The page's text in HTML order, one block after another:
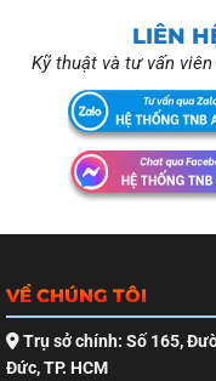
LIÊN
Kỹ thuật và tư vấn
VỀ CHÚNG TÔI
Trụ sở chính: Số 165,
Đức, TP. HCM